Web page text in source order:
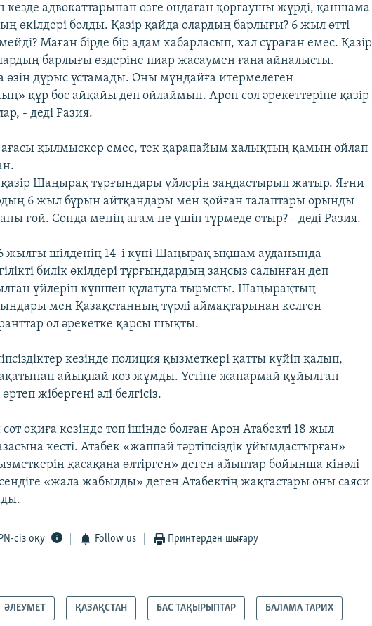
кезде адвокаттарынан өзге ондаған қорғаушы жүрді, қаншама
өкілдері болды. Қазір қайда олардың барлығы? 6 жыл өтті
Маған бірде бір адам хабарласып, хал сұраған емес. Қазір
барлығы өздеріне пиар жасаумен ғана айналысты.
өзін дұрыс ұстамады. Оны мұндайға итермелеген
құр бос айқайы деп ойлаймын. Арон сол әрекеттеріне қазір
- деді Разия.
қылмыскер емес, тек қарапайым халықтың қамын ойлап
Шаңырақ тұрғындары үйлерін заңдастырып жатыр. Яғни
6 жыл бұрын айтқандары мен қойған талаптары орынды
ғой. Сонда менің ағам не үшін түрмеде отыр? - деді Разия.
жылғы шілденің 14-і күні Шаңырақ ықшам ауданында
билік өкілдері тұрғындардың заңсыз салынған деп
үйлерін күшпен құлатуға тырысты. Шаңырақтың
мен Қазақстанның түрлі аймақтарынан келген
ол әрекетке қарсы шықты.
кезінде полиция қызметкері қатты күйіп қалып,
айықпай көз жұмды. Үстіне жанармай құйылған
жібергені әлі белгісіз.
оқиға кезінде топ ішінде болған Арон Атабекті 18 жыл
кесті. Атабек «жаппай тәртіпсіздік ұйымдастырған»
қасақана өлтірген» деген айыптар бойынша кінәлі
«жала жабылды» деген Атабектің жақтастары оны саяси
сіз оқу Follow us Принтерден шығару
ӘЛЕУМЕТ ҚАЗАҚСТАН БАС ТАҚЫРЫПТАР БАЛАМА ТАРИХ